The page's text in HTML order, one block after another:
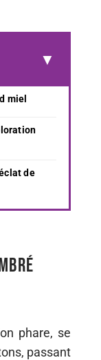
miel
de
phare, se
passant